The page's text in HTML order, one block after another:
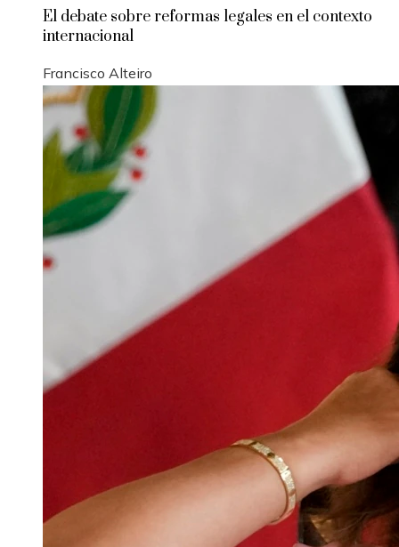
El debate sobre reformas legales en el contexto
internacional
Francisco Alteiro